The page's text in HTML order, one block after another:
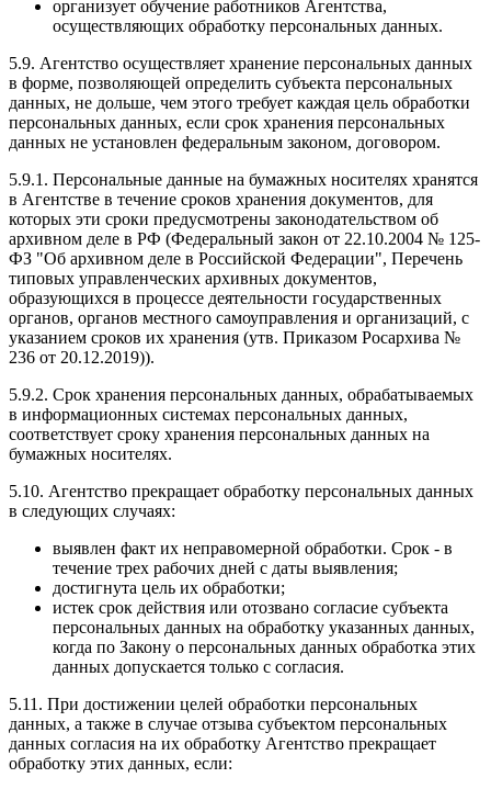
организует обучение работников Агентства,
осуществляющих обработку персональных данных.
5.9. Агентство осуществляет хранение персональных данных
в форме, позволяющей определить субъекта персональных
данных, не дольше, чем этого требует каждая цель обработки
персональных данных, если срок хранения персональных
данных не установлен федеральным законом, договором.
5.9.1. Персональные данные на бумажных носителях хранятся
в Агентстве в течение сроков хранения документов, для
которых эти сроки предусмотрены законодательством об
архивном деле в РФ (Федеральный закон от 22.10.2004 № 125-
ФЗ "Об архивном деле в Российской Федерации", Перечень
типовых управленческих архивных документов,
образующихся в процессе деятельности государственных
органов, органов местного самоуправления и организаций, с
указанием сроков их хранения (утв. Приказом Росархива №
236 от 20.12.2019)).
5.9.2. Срок хранения персональных данных, обрабатываемых
в информационных системах персональных данных,
соответствует сроку хранения персональных данных на
бумажных носителях.
5.10. Агентство прекращает обработку персональных данных
в следующих случаях:
выявлен факт их неправомерной обработки. Срок - в
течение трех рабочих дней с даты выявления;
достигнута цель их обработки;
истек срок действия или отозвано согласие субъекта
персональных данных на обработку указанных данных,
когда по Закону о персональных данных обработка этих
данных допускается только с согласия.
5.11. При достижении целей обработки персональных
данных, а также в случае отзыва субъектом персональных
данных согласия на их обработку Агентство прекращает
обработку этих данных, если: